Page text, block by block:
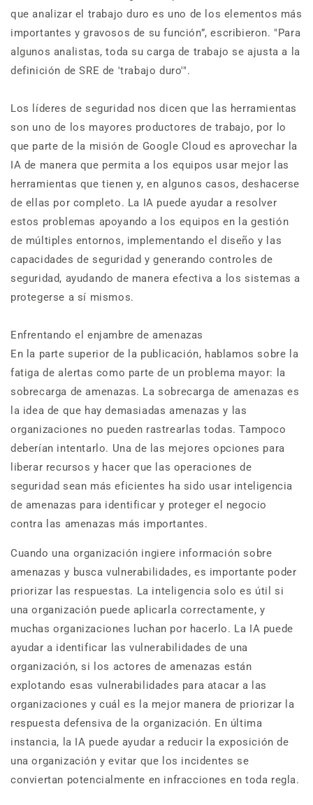
que analizar el trabajo duro es uno de los elementos más
importantes y gravosos de su función”, escribieron. "Para
algunos analistas, toda su carga de trabajo se ajusta a la
definición de SRE de 'trabajo duro'".
Los líderes de seguridad nos dicen que las herramientas
son uno de los mayores productores de trabajo, por lo
que parte de la misión de Google Cloud es aprovechar la
IA de manera que permita a los equipos usar mejor las
herramientas que tienen y, en algunos casos, deshacerse
de ellas por completo. La IA puede ayudar a resolver
estos problemas apoyando a los equipos en la gestión
de múltiples entornos, implementando el diseño y las
capacidades de seguridad y generando controles de
seguridad, ayudando de manera efectiva a los sistemas a
protegerse a sí mismos.
Enfrentando el enjambre de amenazas
En la parte superior de la publicación, hablamos sobre la
fatiga de alertas como parte de un problema mayor: la
sobrecarga de amenazas. La sobrecarga de amenazas es
la idea de que hay demasiadas amenazas y las
organizaciones no pueden rastrearlas todas. Tampoco
deberían intentarlo. Una de las mejores opciones para
liberar recursos y hacer que las operaciones de
seguridad sean más eficientes ha sido usar inteligencia
de amenazas para identificar y proteger el negocio
contra las amenazas más importantes.
Cuando una organización ingiere información sobre
amenazas y busca vulnerabilidades, es importante poder
priorizar las respuestas. La inteligencia solo es útil si
una organización puede aplicarla correctamente, y
muchas organizaciones luchan por hacerlo. La IA puede
ayudar a identificar las vulnerabilidades de una
organización, si los actores de amenazas están
explotando esas vulnerabilidades para atacar a las
organizaciones y cuál es la mejor manera de priorizar la
respuesta defensiva de la organización. En última
instancia, la IA puede ayudar a reducir la exposición de
una organización y evitar que los incidentes se
conviertan potencialmente en infracciones en toda regla.